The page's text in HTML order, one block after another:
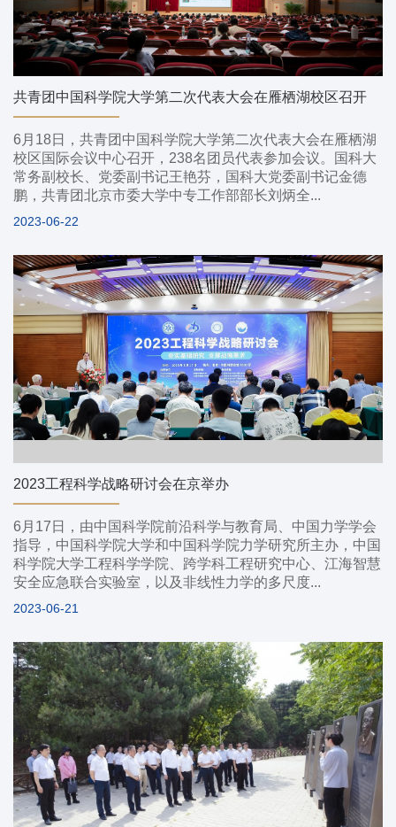
共青团中国科学院大学第二次代表大会在雁栖湖校区召开
6月18日，共青团中国科学院大学第二次代表大会在雁栖湖
校区国际会议中心召开，238名团员代表参加会议。国科大
常务副校长、党委副书记王艳芬，国科大党委副书记金德
鹏，共青团北京市委大学中专工作部部长刘炳全...
2023-06-22
2023工程科学战略研讨会在京举办
6月17日，由中国科学院前沿科学与教育局、中国力学学会
指导，中国科学院大学和中国科学院力学研究所主办，中国
科学院大学工程科学学院、跨学科工程研究中心、江海智慧
安全应急联合实验室，以及非线性力学的多尺度...
2023-06-21